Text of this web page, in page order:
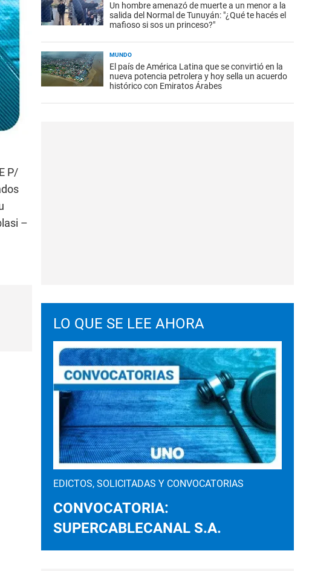
P/
–
Un hombre amenazó de muerte a un menor a la
salida del Normal de Tunuyán: "¿Qué te hacés el
mafioso si sos un princeso?"
MUNDO
El país de América Latina que se convirtió en la
nueva potencia petrolera y hoy sella un acuerdo
histórico con Emiratos Árabes
LO QUE SE LEE AHORA
EDICTOS, SOLICITADAS Y CONVOCATORIAS
CONVOCATORIA:
SUPERCABLECANAL S.A.